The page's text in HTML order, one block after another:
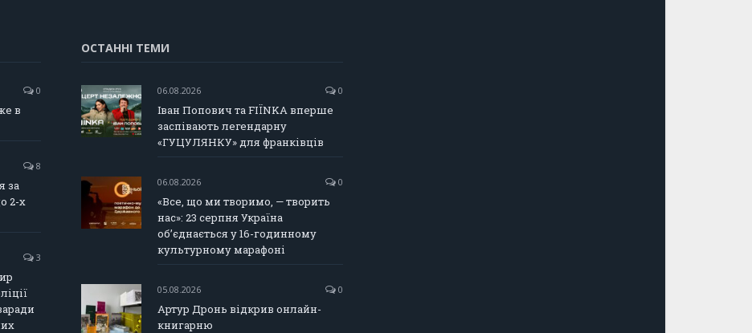
0
в
8
за
2-х
3
ОСТАННІ ТЕМИ
06.08.2026 0
Іван Попович та FIÏNKA вперше
заспівають легендарну
«ГУЦУЛЯНКУ» для франківців
06.08.2026 0
«Все, що ми творимо, — творить
нас»: 23 серпня Україна
об’єднається у 16-годинному
культурному марафоні
05.08.2026 0
Артур Дронь відкрив онлайн-
книгарню